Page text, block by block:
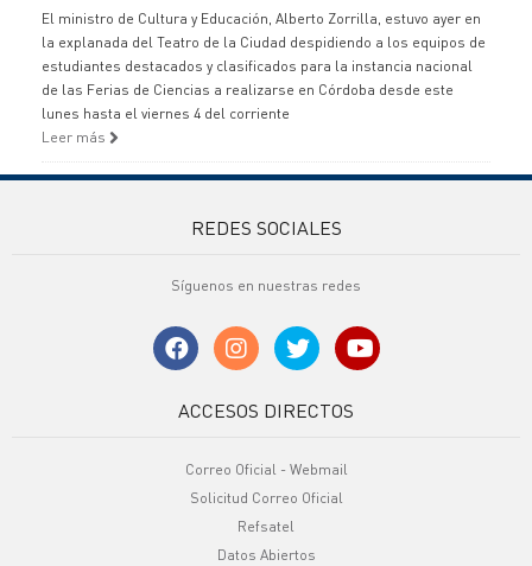
El ministro de Cultura y Educación, Alberto Zorrilla, estuvo ayer en
la explanada del Teatro de la Ciudad despidiendo a los equipos de
estudiantes destacados y clasificados para la instancia nacional
de las Ferias de Ciencias a realizarse en Córdoba desde este
lunes hasta el viernes 4 del corriente
Leer más
REDES SOCIALES
Síguenos en nuestras redes
ACCESOS DIRECTOS
Correo Oficial - Webmail
Solicitud Correo Oficial
Refsatel
Datos Abiertos